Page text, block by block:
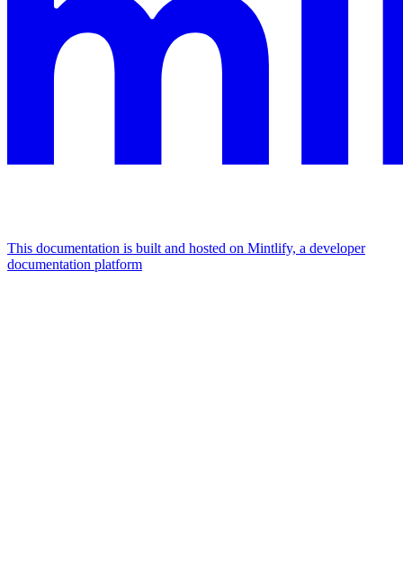
This documentation is built and hosted on Mintlify, a developer
documentation platform